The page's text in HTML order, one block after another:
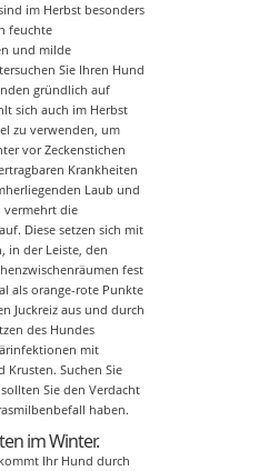
im Herbst besonders
feuchte
und milde
Sie Ihren Hund
gründlich auf
sich auch im Herbst
zu verwenden, um
vor Zeckenstichen
Krankheiten
Laub und
vermehrt die
Diese setzen sich mit
in der Leiste, den
fest
als orange-rote Punkte
Juckreiz aus und durch
des Hundes
mit
Krusten. Suchen Sie
Sie den Verdacht
haben.
im Winter.
Ihr Hund durch